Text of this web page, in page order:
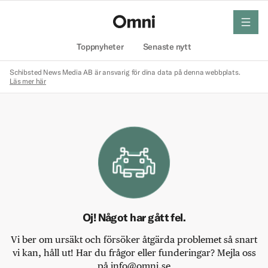
Toppnyheter Senaste nytt
meny
Schibsted News Media AB är ansvarig för dina data på denna webbplats.
Läs mer här
Oj! Något har gått fel.
Vi ber om ursäkt och försöker åtgärda problemet så snart
vi kan, håll ut! Har du frågor eller funderingar? Mejla oss